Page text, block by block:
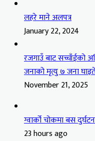
लहरे माने अलपत्र
January 22, 2024
रजगाउँ बाट सच्चाँईको
जनाको मृत्यु ७ जना
November 21, 2025
ग्वार्को चोकमा बस
23 hours ago